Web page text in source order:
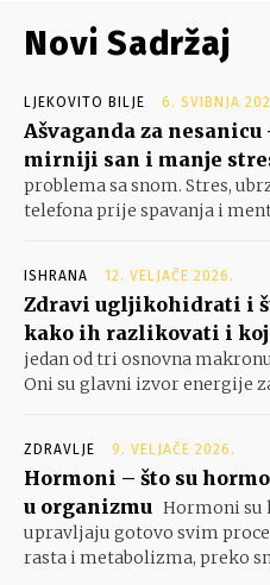
Novi Sadržaj
LJEKOVITO BILJE 6. SVIBNJA
Ašvaganda za
mirniji san i manje
problema sa snom. Stres,
telefona prije spavanja i
ISHRANA 12. VELJAČE 2026.
Zdravi ugljikohidrati i
kako ih razlikovati i
jedan od tri osnovna
Oni su glavni izvor energije
ZDRAVLJE 9. VELJAČE 2026.
Hormoni – što su
u organizmu Hormoni su
upravljaju gotovo svim
rasta i metabolizma, preko